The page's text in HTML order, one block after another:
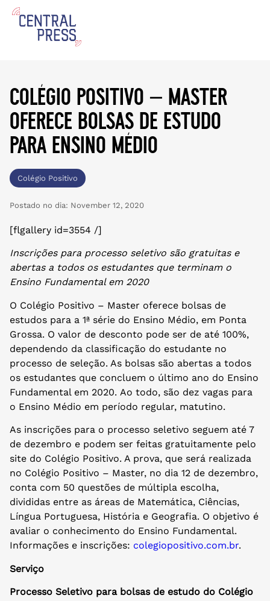
colégio positivo – master
oferece bolsas de estudo
para ensino médio
Colégio Positivo
Postado no dia: November 12, 2020
[flgallery id=3554 /]
Inscrições para processo seletivo são gratuitas e
abertas a todos os estudantes que terminam o
Ensino Fundamental em 2020
O Colégio Positivo – Master oferece bolsas de
estudos para a 1ª série do Ensino Médio, em Ponta
Grossa. O valor de desconto pode ser de até 100%,
dependendo da classificação do estudante no
processo de seleção. As bolsas são abertas a todos
os estudantes que concluem o último ano do Ensino
Fundamental em 2020. Ao todo, são dez vagas para
o Ensino Médio em período regular, matutino.
As inscrições para o processo seletivo seguem até 7
de dezembro e podem ser feitas gratuitamente pelo
site do Colégio Positivo. A prova, que será realizada
no Colégio Positivo – Master, no dia 12 de dezembro,
conta com 50 questões de múltipla escolha,
divididas entre as áreas de Matemática, Ciências,
Língua Portuguesa, História e Geografia. O objetivo é
avaliar o conhecimento do Ensino Fundamental.
Informações e inscrições: colegiopositivo.com.br.
Serviço
Processo Seletivo para bolsas de estudo do Colégio